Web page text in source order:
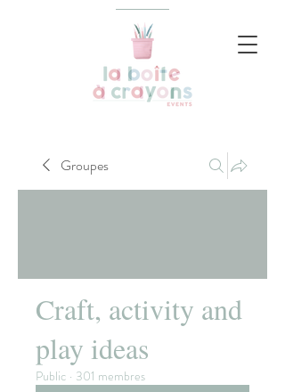
Groupes
Craft, activity and
play ideas
Public · 301 membres